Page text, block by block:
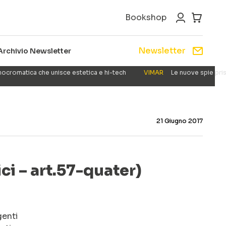
Bookshop
Newsletter Newsletter
che unisce estetica e hi-tech VIMAR Le nuove spie
21 Giugno 2017
– art.57-quater)